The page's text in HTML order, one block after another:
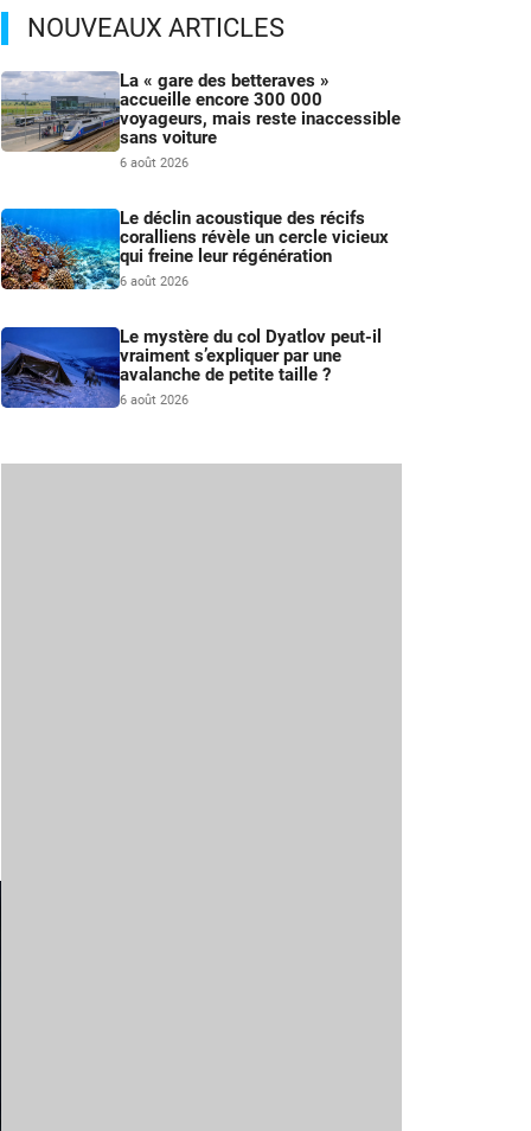
NOUVEAUX ARTICLES
La « gare des betteraves »
accueille encore 300 000
voyageurs, mais reste inaccessible
sans voiture
6 août 2026
Le déclin acoustique des récifs
coralliens révèle un cercle vicieux
qui freine leur régénération
6 août 2026
Le mystère du col Dyatlov peut-il
vraiment s’expliquer par une
avalanche de petite taille ?
6 août 2026